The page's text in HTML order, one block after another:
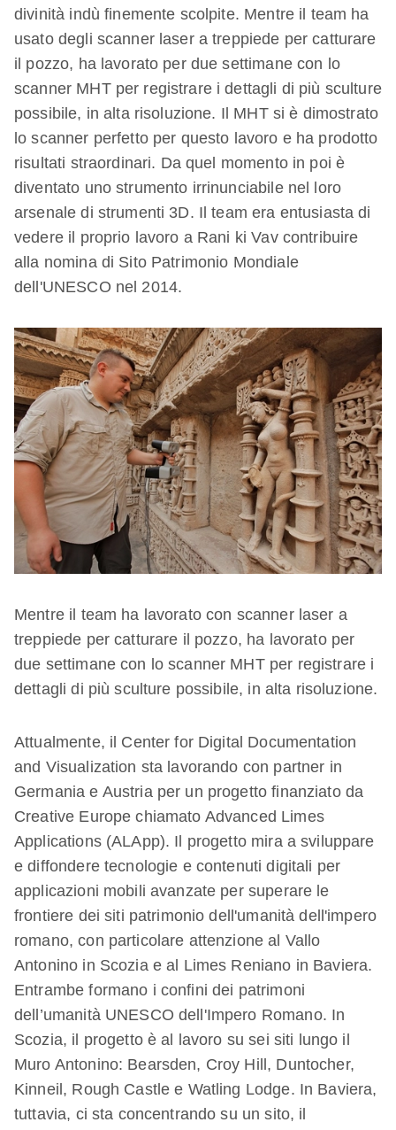
divinità indù finemente scolpite. Mentre il team ha
usato degli scanner laser a treppiede per catturare
il pozzo, ha lavorato per due settimane con lo
scanner MHT per registrare i dettagli di più sculture
possibile, in alta risoluzione. Il MHT si è dimostrato
lo scanner perfetto per questo lavoro e ha prodotto
risultati straordinari. Da quel momento in poi è
diventato uno strumento irrinunciabile nel loro
arsenale di strumenti 3D. Il team era entusiasta di
vedere il proprio lavoro a Rani ki Vav contribuire
alla nomina di Sito Patrimonio Mondiale
dell'UNESCO nel 2014.
Mentre il team ha lavorato con scanner laser a
treppiede per catturare il pozzo, ha lavorato per
due settimane con lo scanner MHT per registrare i
dettagli di più sculture possibile, in alta risoluzione.
Attualmente, il Center for Digital Documentation
and Visualization sta lavorando con partner in
Germania e Austria per un progetto finanziato da
Creative Europe chiamato Advanced Limes
Applications (ALApp). Il progetto mira a sviluppare
e diffondere tecnologie e contenuti digitali per
applicazioni mobili avanzate per superare le
frontiere dei siti patrimonio dell'umanità dell'impero
romano, con particolare attenzione al Vallo
Antonino in Scozia e al Limes Reniano in Baviera.
Entrambe formano i confini dei patrimoni
dell’umanità UNESCO dell'Impero Romano. In
Scozia, il progetto è al lavoro su sei siti lungo il
Muro Antonino: Bearsden, Croy Hill, Duntocher,
Kinneil, Rough Castle e Watling Lodge. In Baviera,
tuttavia, ci sta concentrando su un sito, il